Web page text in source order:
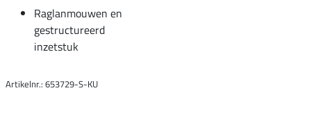
Raglanmouwen en
gestructureerd
inzetstuk
Artikelnr.: 653729-S-KU